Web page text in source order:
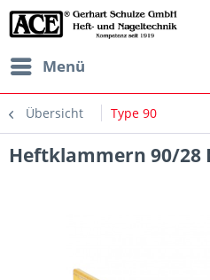
Menü
Übersicht Type 90
Heftklammern 90/28